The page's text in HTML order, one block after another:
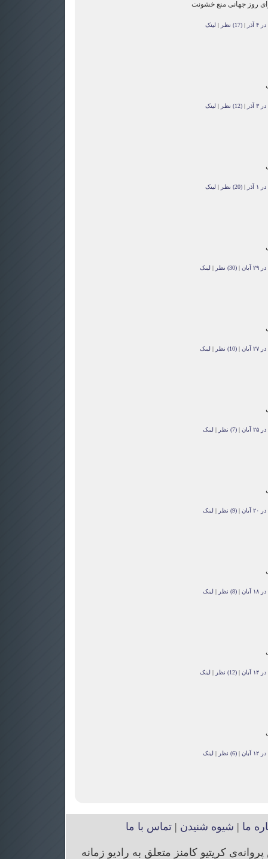
روز جهانی منع خشونت
آذر |(17) نظر | لینک
آذر |(12) نظر | لینک
|(20) نظر | لینک
|(30) نظر | لینک
|(10) نظر | لینک
|(7) نظر | لینک
|(9) نظر | لینک
|(8) نظر | لینک
|(12) نظر | لینک
|(6) نظر | لینک
ما | شیوه شنیدن |تماس با ما
کریتیو کامنز متعلق به رادیو زمانه